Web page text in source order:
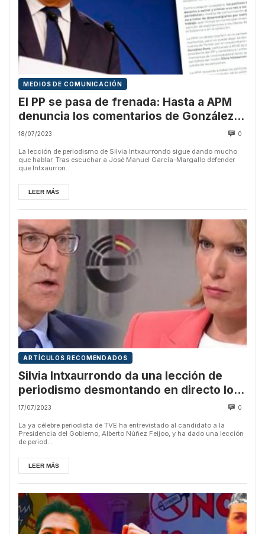
MEDIOS DE COMUNICACIÓN
El PP se pasa de frenada: Hasta a APM
denuncia los comentarios de González
Pons contra RTVE
18/07/2023 0
La lección de periodismo de Silvia Intxaurrondo sigue dando mucho
que hablar. Tras escuchar a José Manuel García-Margallo defender
que Intxaurron...
LEER MÁS
ARTÍCULOS RECOMENDADOS
Silvia Intxaurrondo da una lección de
periodismo desmontando en directo los
bulos de Feijoo
17/07/2023 0
La ya célebre periodista de TVE ha entrevistado al candidato a la
Presidencia del Gobierno, Alberto Núñez Feijoo, y ha dado una lección
de period...
LEER MÁS